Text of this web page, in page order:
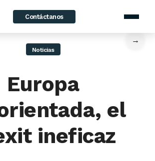
Contáctanos
desorientada, el Brexit ineficaz
Noticias
→
Europa
el
ineficaz